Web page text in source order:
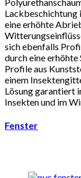
Lackbeschichtung
eine erhöhte
sich ebenfalls
durch eine
Profile aus
einem
Lösung garantiert
Insekten und im
Fenster